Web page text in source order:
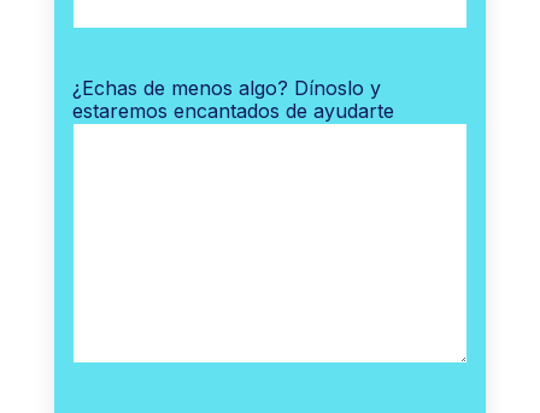
¿Echas de menos algo? Dínoslo y
estaremos encantados de ayudarte